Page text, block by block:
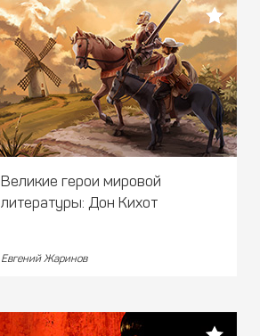
Великие герои мировой
литературы: Дон Кихот
Евгений Жаринов